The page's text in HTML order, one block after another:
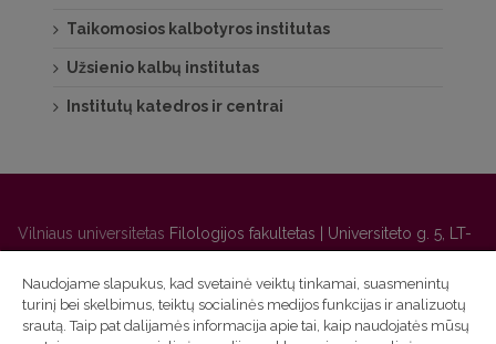
Taikomosios kalbotyros institutas
Užsienio kalbų institutas
Institutų katedros ir centrai
Vilniaus universitetas Filologijos fakultetas | Universiteto g. 5, LT-
01131 Vilnius
Studijų skyriaus(studijų ir tvarkaraščio klausimai) tel. (0 5) 268
7208 | El. paštasstudijos@flf.vu.lt
Naudojame slapukus, kad svetainė veiktų tinkamai, suasmenintų
turinį bei skelbimus, teiktų socialinės medijos funkcijas ir analizuotų
srautą. Taip pat dalijamės informacija apie tai, kaip naudojatės mūsų